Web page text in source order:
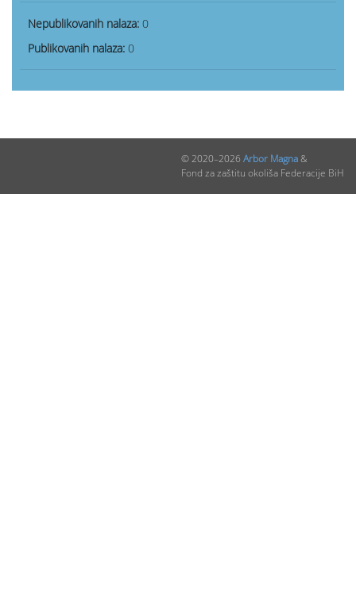
Nepublikovanih nalaza: 0
Publikovanih nalaza: 0
© 2020–2026 Arbor Magna&
Fond za zaštitu okoliša Federacije BiH